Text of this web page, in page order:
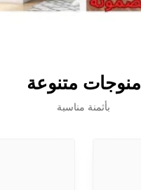
منوجات متنوعة
بأثمنة مناسبة